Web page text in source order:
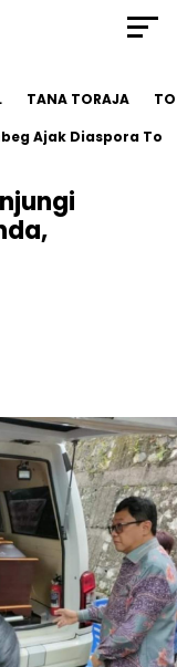
TANA TORAJA
Diaspora Toraja